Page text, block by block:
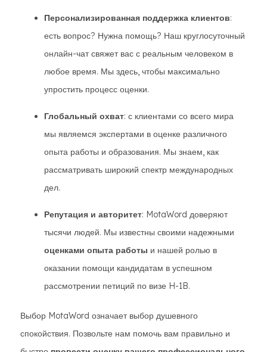
Персонализированная поддержка клиентов:
есть вопрос? Нужна помощь? Наш круглосуточный
онлайн-чат свяжет вас с реальным человеком в
любое время. Мы здесь, чтобы максимально
упростить процесс оценки.
Глобальный охват: с клиентами со всего мира
мы являемся экспертами в оценке различного
опыта работы и образования. Мы знаем, как
рассматривать широкий спектр международных
дел.
Репутация и авторитет: MotaWord доверяют
тысячи людей. Мы известны своими надежными
оценками опыта работы и нашей ролью в
оказании помощи кандидатам в успешном
рассмотрении петиций по визе H-1B.
Выбор MotaWord означает выбор душевного
спокойствия. Позвольте нам помочь вам правильно и